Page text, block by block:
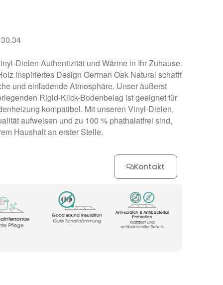
Dielen Authentizität und Wärme in Ihr Zuhause.
inspiriertes Design German Oak Natural schafft
und einladende Atmosphäre. Unser äußerst
Rigid-Klick-Bodenbelag ist geeignet für
kompatibel. Mit unseren Vinyl-Dielen,
aufweisen und zu 100 % phathalatfrei sind,
Haushalt an erster Stelle.
Kontakt